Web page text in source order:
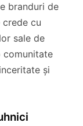
branduri de
crede cu
sale de
comunitate
și